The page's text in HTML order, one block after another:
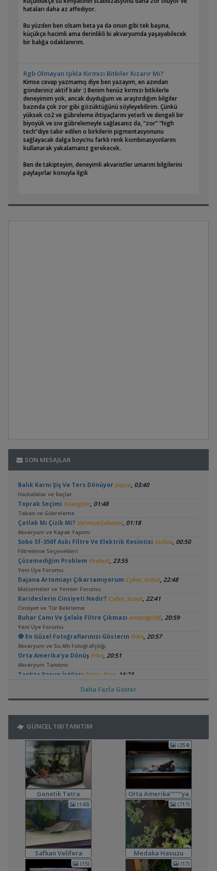
hataları daha az affediyor.
Bu yüzden ben olsam beta ya da onun gibi tek başına,
küçükçe hacimli ama derinlikli bi akvaryumda yaşayabilecek
bir balığa odaklanırım.
Rgb Olmayan Işıkla Kırmızı Bitkiler Kızarır Mı?
Kimse cevap yazmamış diye ben yazayım, en azından
gönderiniz aktif kalır :) Benim henüz kırmızı bitkilerle
deneyimim yok, ancak duyduğum ve araştırdığım bilgiler
bazında çok zor gibi gözüktüğünü söyleyebilirim. Çünkü
yüksek co2 ve gübreleme ihtiyaçlarını yeterli ve dengeli bir
biyoyük ve sıvı gübrelemeyle sağlasanız da, “zor” “high
tech”diye tabir edilen o birkilerin pigmentasyonunu
sağlayacak dalga boyu’nu farklı renk kombinasyonlarını
kullanarak yakalamanız gerekecek.
Ben de takipteyim, deneyimli akvaristler umarım bilgilerini
paylaşırlar konuyla ilgili
SON MESAJLAR
Balık Karnı Şiş Ve Ters Dönüyor Jepue, 03:40
Hastalıklar ve İlaçlar
Toprak Seçimi Kaangzkr, 01:48
Taban ve Gübreleme
Çatlak Mı Çizik Mi? VaranusSalvator, 01:18
Akvaryum ve Kapak Yapımı
Sobo Sf-350f Askı Filtre Ve Elektrik Kesintisi Sufisu, 00:50
Filtreleme Seçenekleri
Çözemediğim Problem Firebolt, 23:55
Yeni Üye Forumu
Dajana Artemiayı Çıkartamıyorum Cyber_Scout, 22:48
Malzemeler ve Yemler Forumu
Karideslerin Cinsiyeti Nedir? Cyber_Scout, 22:41
Cinsiyet ve Tür Belirleme
Buhar Camı Ve Şelale Filtre Çıkmazı emocdgn06, 20:59
Yeni Üye Forumu
🧿 En Güzel Fotoğraflarınızı Gösterin Frkn, 20:57
Akvaryum ve Su Altı Fotoğrafçılığı
Orta Amerika'ya Dönüş Frkn, 20:51
Akvaryum Tanıtımı
Tankta Yosun İstilası Betta_King, 16:23
Kardinal Tetralarım Durduk Yere Öldü
15:45
Ternapi Medaka Pondları
Akvaryum Tanıtımı
Bitki Kum Ve Balık TavsiyesiCyber_Scout,02:16
Akvaryum ve Tür Tavsiyesi
Melek BalığıMilners 00:08
Yeni Üye Forumu
Ne Yapmalıyım Hidro Dinamik
Yeni Üye Forumu
Balkondaki Pondum Çok Isınıyor. SaviaSora,18:18
Bitki Akvaryumları Genel
3'lü Kartuş + Ro Filtre Sistemi Borulaması flanormimar
15:11
Filtreleme Seçenekleri
3in1 Güney Amerika Tankları Ve Vertikal Bahçe
bendeniztayfun,14:42
Daha Fazla Göster
GÜNCEL 100 TANITIM
Genetik Tetra
(143)
Safkan Velifera
(15)
(254)
Orta Amerika''''''''ya
Dönüş
(717)
Medaka Havuzu
(17)